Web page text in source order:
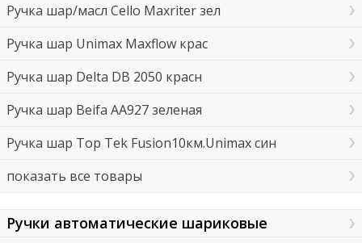
Ручка шар/масл Cello Maxriter зел
Ручка шар Unimax Maxflow крас
Ручка шар Delta DB 2050 красн
Ручка шар Beifa AA927 зеленая
Ручка шар Top Tek Fusion10км.Unimax син
показать все товары
Ручки автоматические шариковые